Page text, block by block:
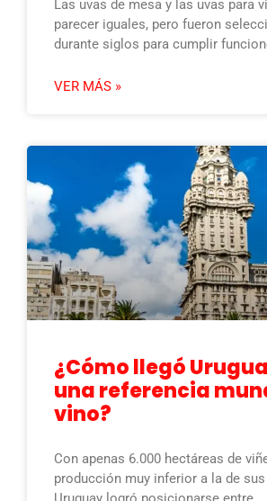
Las uvas de mesa y las uvas para
parecer iguales, pero fueron
durante siglos para cumplir
VER MÁS »
¿Cómo llegó
una referencia
vino?
Con apenas 6.000 hectáreas de
producción muy inferior a la de